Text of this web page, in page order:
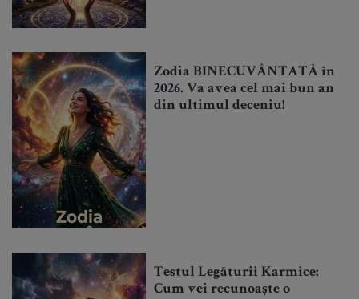
Zodia BINECUVÂNTATĂ în
2026. Va avea cel mai bun an
din ultimul deceniu!
Testul Legăturii Karmice:
Cum vei recunoaște o